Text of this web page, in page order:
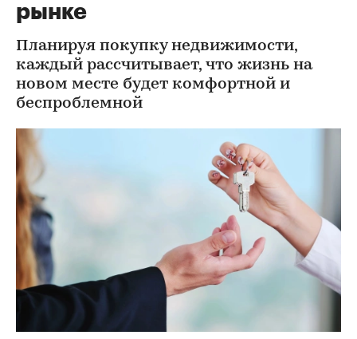
рынке
Планируя покупку недвижимости,
каждый рассчитывает, что жизнь на
новом месте будет комфортной и
беспроблемной